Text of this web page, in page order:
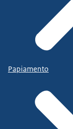
Papiamento